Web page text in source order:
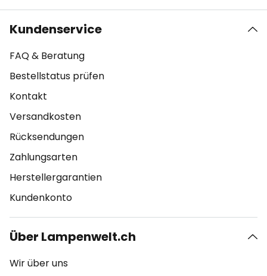
Kundenservice
FAQ & Beratung
Bestellstatus prüfen
Kontakt
Versandkosten
Rücksendungen
Zahlungsarten
Herstellergarantien
Kundenkonto
Über Lampenwelt.ch
Wir über uns